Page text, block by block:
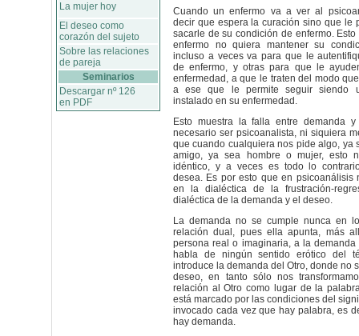
La mujer hoy
El deseo como
corazón del sujeto
Sobre las relaciones
de pareja
Seminarios
Descargar nº 126
en PDF
Cuando un enfermo va a ver al
decir que espera la curación sino que le
sacarle de su condición de enfermo.
enfermo no quiera mantener su
incluso a veces va para que le
de enfermo, y otras para que le
enfermedad, a que le traten del modo
a ese que le permite seguir siendo
instalado en su enfermedad.
Esto muestra la falla entre demanda
necesario ser psicoanalista, ni siquiera
que cuando cualquiera nos pide algo, ya
amigo, ya sea hombre o mujer, esto
idéntico, y a veces es todo lo
desea. Es por esto que en psicoanálisis
en la dialéctica de la frustración-
dialéctica de la demanda y el deseo.
La demanda no se cumple nunca en
relación dual, pues ella apunta, más
persona real o imaginaria, a la demanda
habla de ningún sentido erótico del
introduce la demanda del Otro, donde no
deseo, en tanto sólo nos
relación al Otro como lugar de la
está marcado por las condiciones del
invocado cada vez que hay palabra, es
hay demanda.